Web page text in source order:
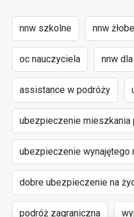
nnw szkolne nnw
oc nauczyciela nnw
assistance w podróży
ubezpieczenie mieszkania
ubezpieczenie wynajętego
dobre ubezpieczenie na
podróż zagraniczna